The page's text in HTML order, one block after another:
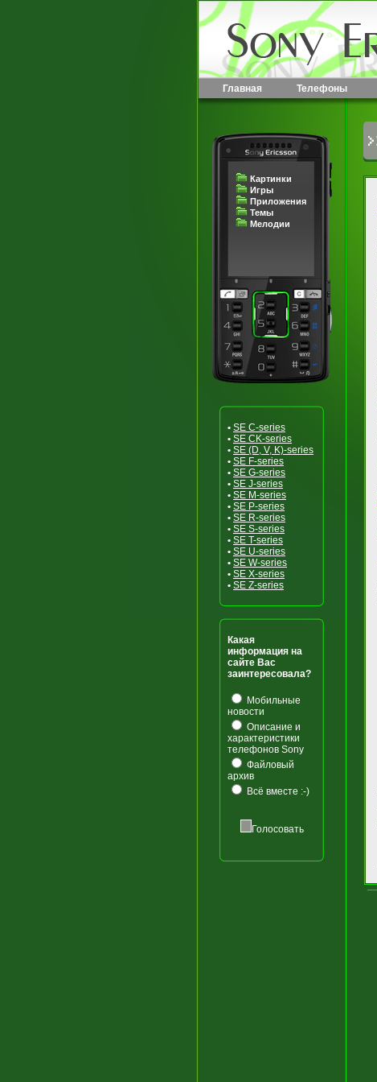
Главная Телефоны
Картинки
Игры
Приложения
Темы
Мелодии
• SE C-series
• SE CK-series
• SE (D, V, K)-series
• SE F-series
• SE G-series
• SE J-series
• SE M-series
• SE P-series
• SE R-series
• SE S-series
• SE T-series
• SE U-series
• SE W-series
• SE X-series
• SE Z-series
Какая
информация на
сайте Вас
заинтересовала?
Мобильные
новости
Описание и
характеристики
телефонов Sony
Файловый
архив
Всё вместе :-)
Голосовать